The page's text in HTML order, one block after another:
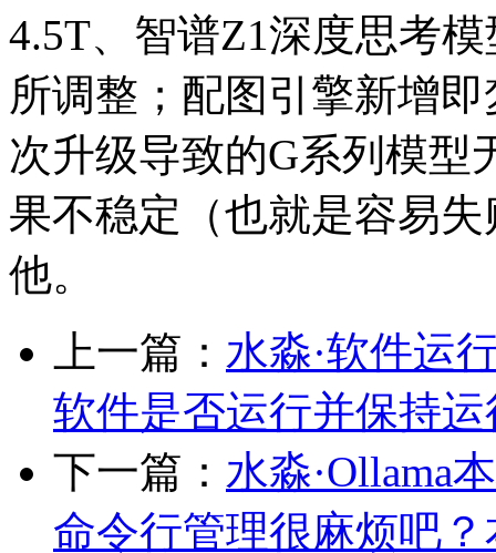
4.5T、智谱Z1深度思考
所调整；配图引擎新增
次升级导致的G系列模型
果不稳定（也就是容易
他。
上一篇： 水淼·软件运
软件是否运行并保持
下一篇： 水淼·Ollama
命令行管理很麻烦吧